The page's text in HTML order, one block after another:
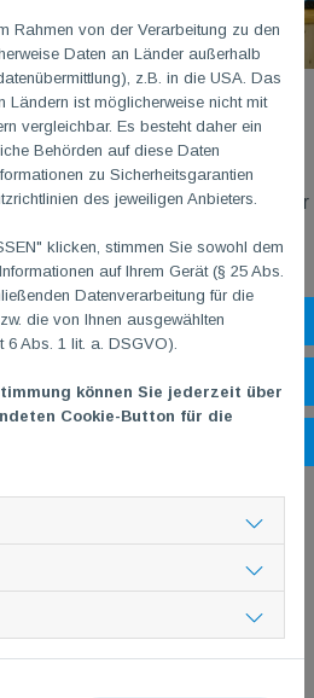
alle, die Teil dieses Teams sind. Für
und einfach dafür, dass ihr immer
und suchen weiter motivierte
mit uns im VALORANT
sich weiterzuentwickeln. Wenn
Komm vorbei!
Rahmen von der Verarbeitung zu den
Daten an Länder außerhalb
z.B. in die USA. Das
Ländern ist möglicherweise nicht mit
vergleichbar. Es besteht daher ein
Behörden auf diese Daten
zu Sicherheitsgarantien
des jeweiligen Anbieters.
klicken, stimmen Sie sowohl dem
auf Ihrem Gerät (§ 25 Abs.
Datenverarbeitung für die
die von Ihnen ausgewählten
6 Abs. 1 lit. a. DSGVO).
können Sie jederzeit über
Cookie-Button für die